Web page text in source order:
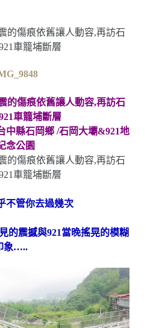
中縣石岡鄉 /石岡大壩&921地
念公園
不管你去過幾次
的震撼與921當晚搖晃的模糊
象…..